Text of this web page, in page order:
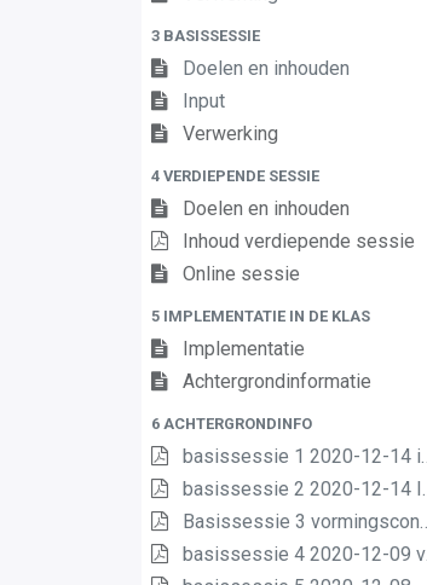
3 BASISSESSIE
Doelen en inhouden
Input
Verwerking
4 VERDIEPENDE SESSIE
Doelen en inhouden
Inhoud verdiepende sessie
Online sessie
5 IMPLEMENTATIE IN DE KLAS
Implementatie
Achtergrondinformatie
6 ACHTERGRONDINFO
basissessie 1 2020-12-14 intro (2) (2) (1) (1)
basissessie 2 2020-12-14 Inhoud en opbouw (2) (1) (1)
Basissessie 3 vormingsconcept (1)
basissessie 4 2020-12-09 van matrix nr leerplannen pdf (1) (1)